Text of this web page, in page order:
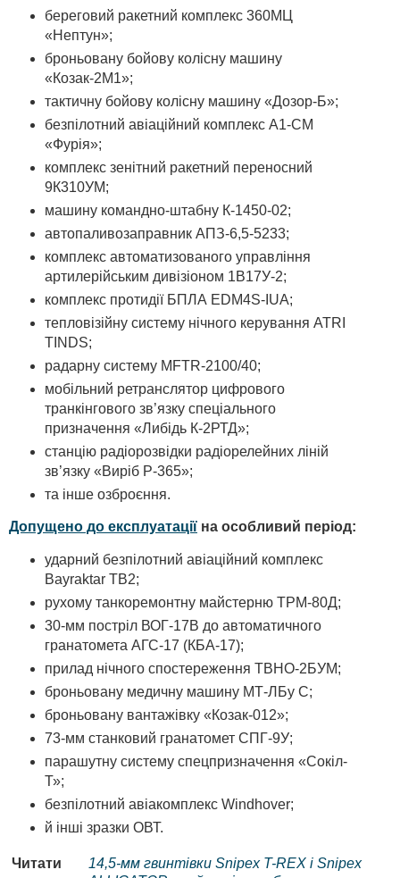
береговий ракетний комплекс 360МЦ
«Нептун»;
броньовану бойову колісну машину
«Козак-2М1»;
тактичну бойову колісну машину «Дозор-Б»;
безпілотний авіаційний комплекс А1-СМ
«Фурія»;
комплекс зенітний ракетний переносний
9К310УМ;
машину командно-штабну К-1450-02;
автопаливозаправник АПЗ-6,5-5233;
комплекс автоматизованого управління
артилерійським дивізіоном 1В17У-2;
комплекс протидії БПЛА ЕDM4S-ІUА;
тепловізійну систему нічного керування АТRI
TINDS;
радарну систему МFTR-2100/40;
мобільний ретранслятор цифрового
транкінгового зв’язку спеціального
призначення «Либідь К-2РТД»;
станцію радіорозвідки радіорелейних ліній
зв’язку «Виріб Р-365»;
та інше озброєння.
Допущено до експлуатації на особливий період:
ударний безпілотний авіаційний комплекс
Bayraktar ТВ2;
рухому танкоремонтну майстерню ТРМ-80Д;
30-мм постріл ВОГ-17В до автоматичного
гранатомета АГС-17 (КБА-17);
прилад нічного спостереження ТВНО-2БУМ;
броньовану медичну машину МТ-ЛБу С;
броньовану вантажівку «Козак-012»;
73-мм станковий гранатомет СПГ-9У;
парашутну систему спецпризначення «Сокіл-
Т»;
безпілотний авіакомплекс Windhover;
й інші зразки ОВТ.
Читати
14,5-мм гвинтівки Snipex T-REX і Snipex